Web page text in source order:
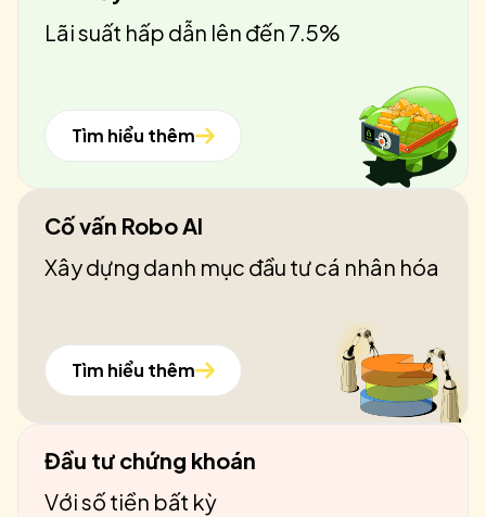
Lãi suất hấp dẫn lên đến 7.5%
Tìm hiểu thêm
Cố vấn Robo AI
Xây dựng danh mục đầu tư cá nhân hóa
Tìm hiểu thêm
Đầu tư chứng khoán
Với số tiền bất kỳ